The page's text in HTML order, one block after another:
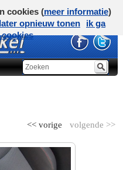
volgende >>
<< vorige
cookies (meer informatie)
later opnieuw tonen
ik ga